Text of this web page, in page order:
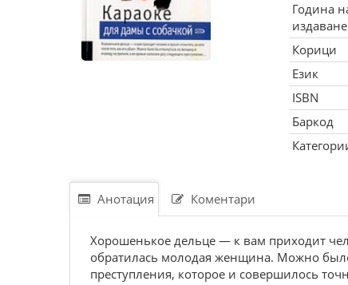
Година
издаване
Корици
Език
ISBN
Баркод
Анотация Коментари
Хорошенькое дельце — к вам приходит
обратилась молодая женщина. Можно
преступления, которое и совершилось